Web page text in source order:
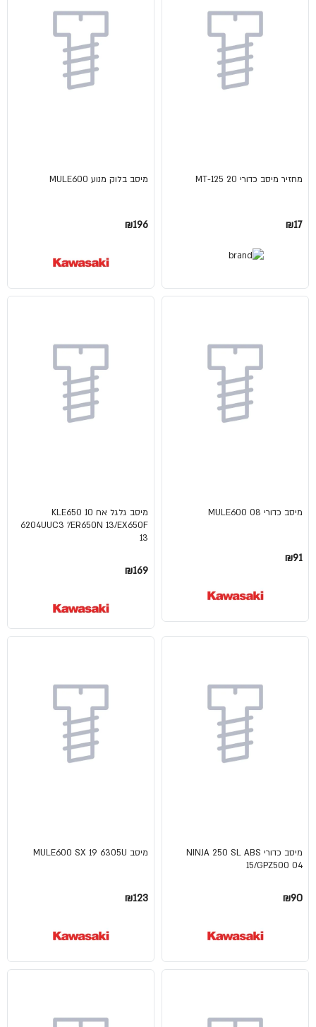
מחזיר מיסב כדורי MT-125 20
₪17
מיסב בלוק מנוע MULE600
₪196
מיסב כדורי MULE600 08
₪91
מיסב גלגל אח 10 KLE650
6204UUC3 '/ER650N 13/EX650F
13
₪169
מיסב כדורי NINJA 250 SL ABS
15/GPZ500 04
₪90
מיסב MULE600 SX 19 6305U
₪123